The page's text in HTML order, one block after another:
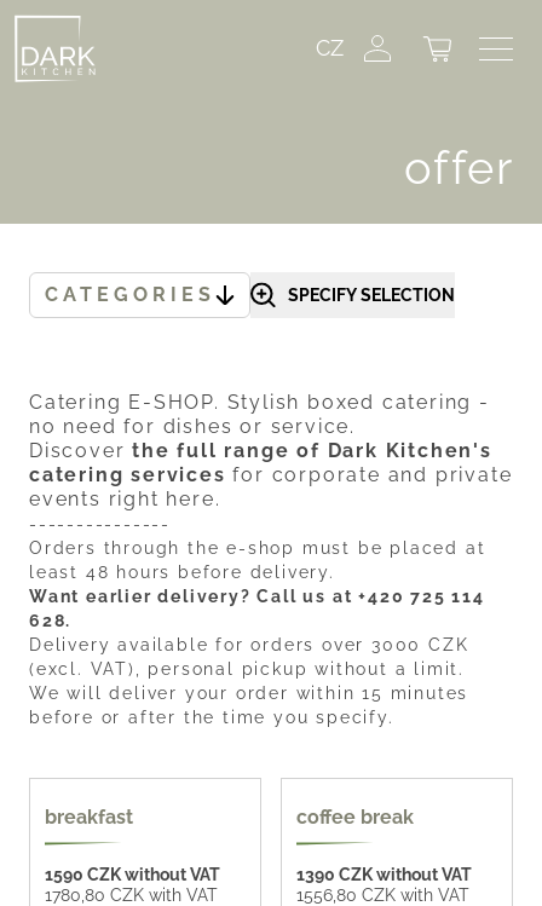
CZ
offer
CATEGORIES SPECIFY SELECTION
Catering E-SHOP. Stylish boxed catering -
no need for dishes or service.
Discoverthe full range of Dark Kitchen's
catering services for corporate and private
events right here.
---------------
Orders through the e-shop must be placed at
least 48 hours before delivery.
Want earlier delivery? Call us at +420 725 114
628.
Delivery available for orders over 3000 CZK
(excl. VAT), personal pickup without a limit.
We will deliver your order within 15 minutes
before or after the time you specify.
breakfast
1590 CZK without VAT
1780,80 CZK with VAT
popular
coffee break
1390 CZK without VAT
1556,80 CZK with VAT